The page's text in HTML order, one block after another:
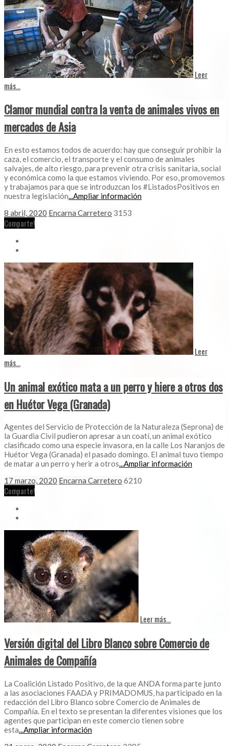
Leer
más...
Clamor mundial contra la venta de animales vivos en
mercados de Asia
En esto estamos todos de acuerdo: hay que conseguir prohibir la
caza, el comercio, el transporte y el consumo de animales
salvajes, de alto riesgo, para prevenir otra crisis sanitaria, social
y económica como la que estamos viviendo. Por eso, promovemos
y trabajamos para que se introduzcan los #ListadosPositivos en
nuestra legislación...Ampliar información
8 abril, 2020 Encarna Carretero 3153
Comparte!
Leer
más...
Un animal exótico mata a un perro y hiere a otros dos
en Huétor Vega (Granada)
Agentes del Servicio de Protección de la Naturaleza (Seprona) de
la Guardia Civil pudieron apresar a un coatí, un animal exótico
clasificado como una especie invasora, en la calle Los Naranjos de
Huétor Vega (Granada) el pasado domingo. El animal tuvo tiempo
de matar a un perro y herir a otros...Ampliar información
17 marzo, 2020 Encarna Carretero 6210
Comparte!
Leer más...
Versión digital del Libro Blanco sobre Comercio de
Animales de Compañía
La Coalición Listado Positivo, de la que ANDA forma parte junto
a las asociaciones FAADA y PRIMADOMUS, ha participado en la
redacción del Libro Blanco sobre Comercio de Animales de
Compañía. En el texto se presentan la diferentes visiones que los
agentes que participan en este comercio tienen sobre
esta...Ampliar información